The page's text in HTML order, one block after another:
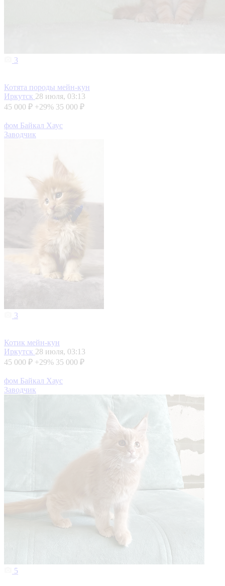
3
Котята породы мейн-кун
Иркутск 28 июля, 03:13
45 000 ₽ +29% 35 000 ₽
фом Байкал Хаус
Заводчик
3
Котик мейн-кун
Иркутск 28 июля, 03:13
45 000 ₽ +29% 35 000 ₽
фом Байкал Хаус
Заводчик
5